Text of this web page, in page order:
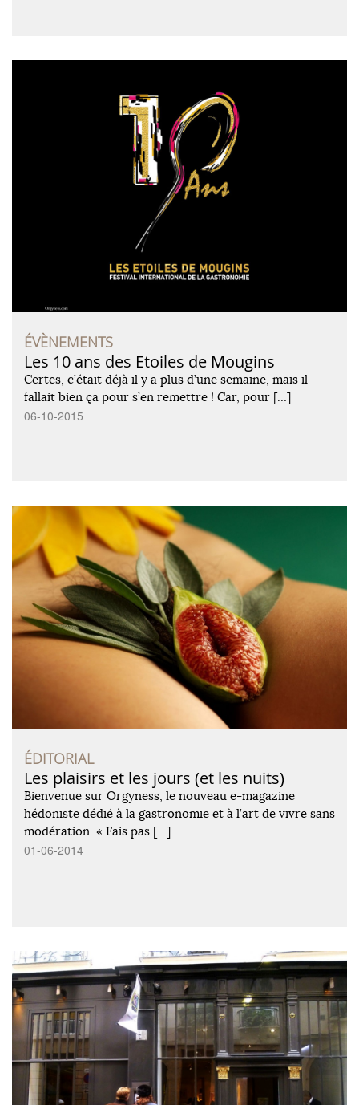
ÉVÈNEMENTS
Les 10 ans des Etoiles de Mougins
Certes, c’était déjà il y a plus d’une semaine, mais il
fallait bien ça pour s’en remettre ! Car, pour […]
06-10-2015
ÉDITORIAL
Les plaisirs et les jours (et les nuits)
Bienvenue sur Orgyness, le nouveau e-magazine
hédoniste dédié à la gastronomie et à l’art de vivre sans
modération. « Fais pas […]
01-06-2014